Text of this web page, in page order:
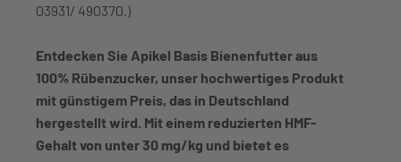
03931/ 490370.)
Entdecken Sie Apikel Basis Bienenfutter aus
100% Rübenzucker, unser hochwertiges Produkt
mit günstigem Preis, das in Deutschland
hergestellt wird. Mit einem reduzierten HMF-
Gehalt von unter 30 mg/kg und bietet es